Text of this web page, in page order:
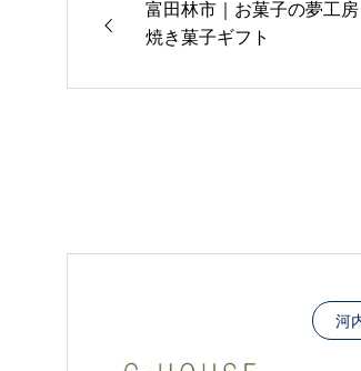
富田林市｜お菓子の夢工
焼き菓子ギフト
河